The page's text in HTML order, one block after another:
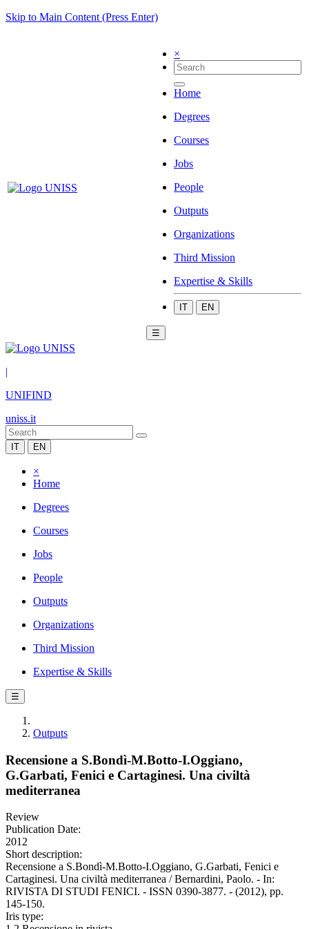
Skip to Main Content (Press Enter)
×
Home
Degrees
Courses
Jobs
People
Outputs
Organizations
Third Mission
Expertise & Skills
IT EN
☰
|
UNIFIND
uniss.it
IT EN
×
Home
Degrees
Courses
Jobs
People
Outputs
Organizations
Third Mission
Expertise & Skills
☰
Outputs
Recensione a S.Bondì-M.Botto-I.Oggiano,
G.Garbati, Fenici e Cartaginesi. Una civiltà
mediterranea
Review
Publication Date:
2012
Short description:
Recensione a S.Bondì-M.Botto-I.Oggiano, G.Garbati, Fenici e
Cartaginesi. Una civiltà mediterranea / Bernardini, Paolo. - In:
RIVISTA DI STUDI FENICI. - ISSN 0390-3877. - (2012), pp.
145-150.
Iris type: